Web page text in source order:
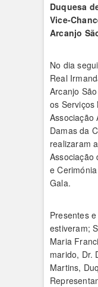
Duquesa
Vice-
Arcanjo
No dia
Real
Arcanjo
os Serviços
Associação
Damas da
realizaram
Associação
e
Gala.
Presentes
estiveram;
Maria
marido, Dr.
Martins,